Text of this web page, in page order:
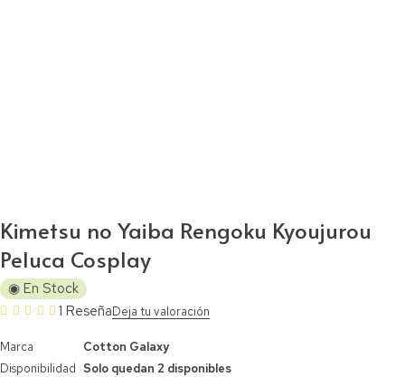
Kimetsu no Yaiba Rengoku Kyoujurou
Peluca Cosplay
◉ En Stock
1 ReseñaDeja tu valoración
Marca
Cotton Galaxy
Disponibilidad Solo quedan 2 disponibles